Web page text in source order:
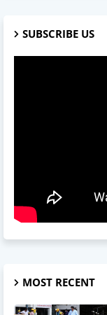
SUBSCRIBE US
MOST RECENT